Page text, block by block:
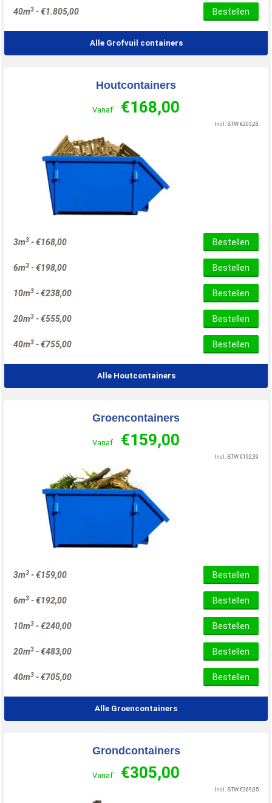
40m3 -€1.805,00 Bestellen
Alle Grofvuil containers
Houtcontainers
Vanaf €168,00
Incl. BTW €203,28
3m3 -€168,00 Bestellen
6m3 -€198,00 Bestellen
10m3 -€238,00 Bestellen
20m3 -€555,00 Bestellen
40m3 -€755,00 Bestellen
Alle Houtcontainers
Groencontainers
Vanaf €159,00
Incl. BTW €192,39
3m3 -€159,00 Bestellen
6m3 -€192,00 Bestellen
10m3 -€240,00 Bestellen
20m3 -€483,00 Bestellen
40m3 -€705,00 Bestellen
Alle Groencontainers
Grondcontainers
Vanaf €305,00
Incl. BTW €369,05